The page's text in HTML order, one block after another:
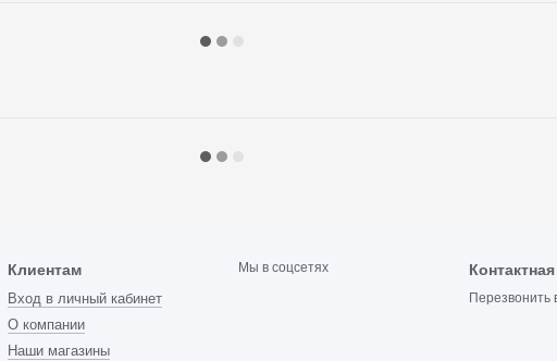
Клиентам
Вход в личный кабинет
О компании
Наши магазины
Мы в соцсетях
Перезвонить